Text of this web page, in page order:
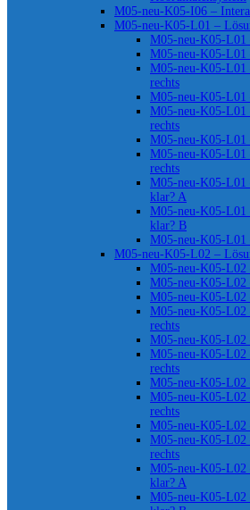
M05-neu-K05-I06 –
M05-neu-K05-L01 –
M05-neu-K05-L01
M05-neu-K05-L01
M05-neu-K05-L01
rechts
M05-neu-K05-L01
M05-neu-K05-L01
rechts
M05-neu-K05-L01
M05-neu-K05-L01
rechts
M05-neu-K05-L01
klar? A
M05-neu-K05-L01
klar? B
M05-neu-K05-L01
M05-neu-K05-L02 –
M05-neu-K05-L02
M05-neu-K05-L02
M05-neu-K05-L02
M05-neu-K05-L02
rechts
M05-neu-K05-L02
M05-neu-K05-L02
rechts
M05-neu-K05-L02
M05-neu-K05-L02
rechts
M05-neu-K05-L02
M05-neu-K05-L02
rechts
M05-neu-K05-L02
klar? A
M05-neu-K05-L02